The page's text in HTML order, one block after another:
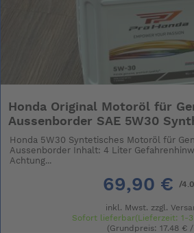
Honda Original Motoröl für
Aussenborder SAE 5W30
Honda 5W30 Syntetisches Motoröl für
Aussenborder Inhalt: 4 Liter
Achtung...
69,90 € /
inkl. Mwst. zzgl.
Sofort lieferbar(Lieferzeit: 1-3
(Grundpreis: 17.48 €